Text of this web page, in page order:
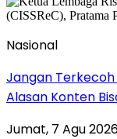
Nasional
Jangan
Alasan Konten
Jumat, 7 Agu